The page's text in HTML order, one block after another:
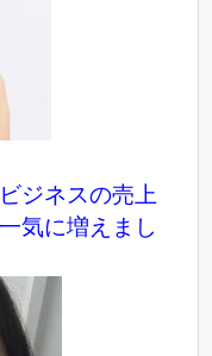
ジネスの売上
気に増えまし